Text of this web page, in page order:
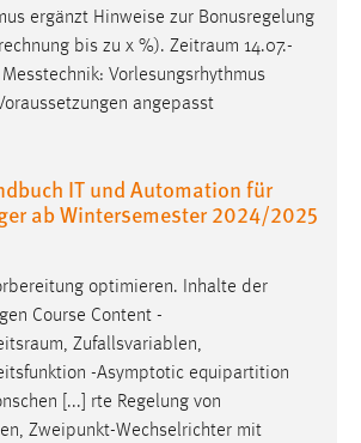
ergänzt Hinweise zur Bonusregelung
bis zu x %). Zeitraum 14.07.-
Messtechnik: Vorlesungsrhythmus
angepasst
IT und Automation für
ab Wintersemester 2024/2025
optimieren. Inhalte der
Course Content -
, Zufallsvariablen,
-Asymptotic equipartition
[...] rte Regelung von
Zweipunkt-Wechselrichter mit